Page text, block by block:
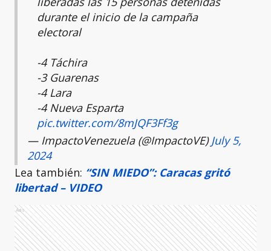
durante el inicio de la campaña
electoral
-4 Táchira
-3 Guarenas
-4 Lara
-4 Nueva Esparta
pic.twitter.com/8mJQF3Ff3g
— ImpactoVenezuela (@ImpactoVE) July 5,
2024
Lea también: “SIN MIEDO”: Caracas gritó
libertad – VIDEO
Ads